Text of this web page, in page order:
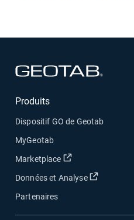
Produits
Dispositif GO de Geotab
MyGeotab
Marketplace
Ouvrir dans une
Données et Analyse Ouvrir
Partenaires